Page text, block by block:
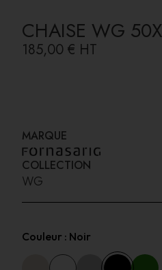
CHAISE WG
185,00 € HT
MARQUE
COLLECTION
WG
Couleur : Noir